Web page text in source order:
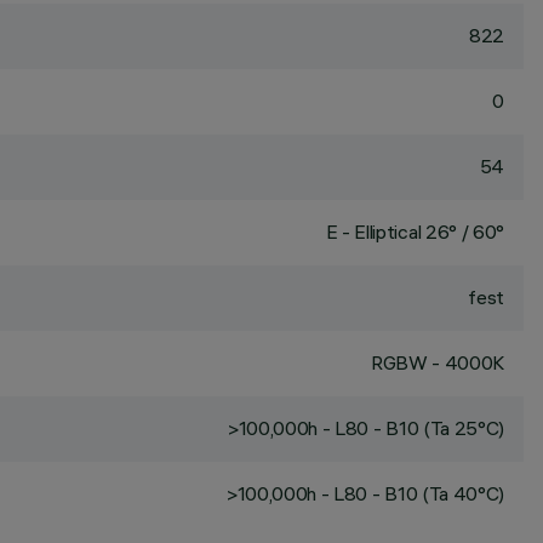
822
0
54
E - Elliptical 26° / 60°
fest
RGBW - 4000K
>100,000h - L80 - B10 (Ta 25°C)
>100,000h - L80 - B10 (Ta 40°C)